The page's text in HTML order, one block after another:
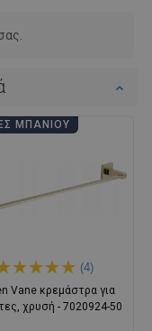
ΜΠΆΝΙΟΥ
(4)
Vane κρεμάστρα για
χρυσή - 7020924-50